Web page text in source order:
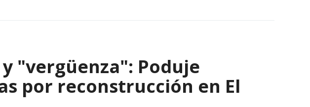
"vergüenza": Poduje
por reconstrucción en El